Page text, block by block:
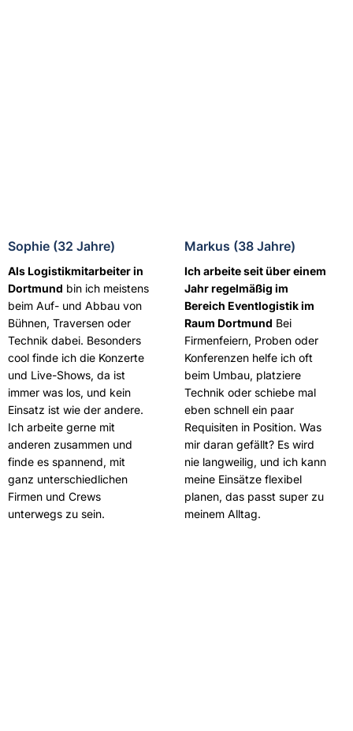
Sophie (32 Jahre)
Als Logistikmitarbeiter in
Dortmund bin ich meistens
beim Auf- und Abbau von
Bühnen, Traversen oder
Technik dabei. Besonders
cool finde ich die Konzerte
und Live-Shows, da ist
immer was los, und kein
Einsatz ist wie der andere.
Ich arbeite gerne mit
anderen zusammen und
finde es spannend, mit
ganz unterschiedlichen
Firmen und Crews
unterwegs zu sein.
Markus (38 Jahre)
Ich arbeite seit über einem
Jahr regelmäßig im
Bereich Eventlogistik im
Raum Dortmund Bei
Firmenfeiern, Proben oder
Konferenzen helfe ich oft
beim Umbau, platziere
Technik oder schiebe mal
eben schnell ein paar
Requisiten in Position. Was
mir daran gefällt? Es wird
nie langweilig, und ich kann
meine Einsätze flexibel
planen, das passt super zu
meinem Alltag.